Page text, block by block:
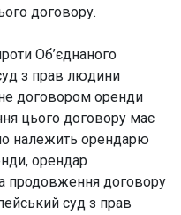
договору.
Об’єднаного
з прав людини
договором оренди
цього договору має
належить орендарю
орендар
продовження договору
суд з прав